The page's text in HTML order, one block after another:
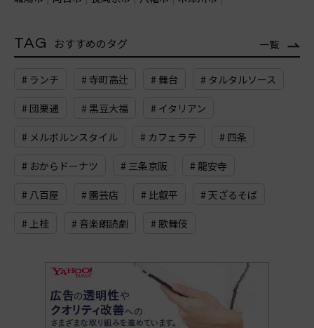
TAG おすすめのタグ 一覧
# ランチ # 寺町高辻 # 舞台 # タルタルソース
# 団栗通 # 黒豆大福 # イタリアン
# メルボルンスタイル # カフェラテ # 四条
# おからドーナツ # 三条京阪 # 龍安寺
# 八百屋 # 園芸店 # 比叡平 # 天ざるそば
# 上桂 # 音楽朗読劇 # 歌舞伎